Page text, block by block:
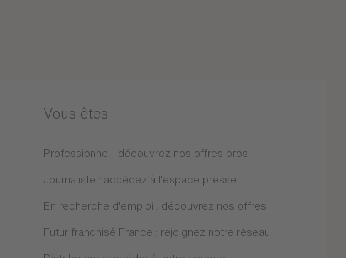
Vous êtes
Professionnel : découvrez nos offres pros
Journaliste : accédez à l'espace presse
En recherche d'emploi : découvrez nos offres
Futur franchisé France : rejoignez notre réseau